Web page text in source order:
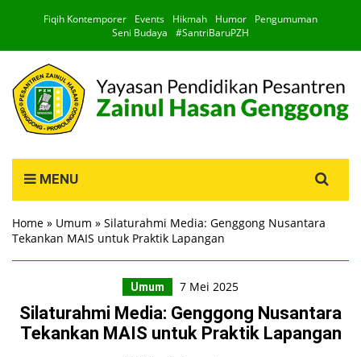
Fiqih Kontemporer Events Hikmah Humor
Pengumuman
Seni Budaya
#SantriBaruPZH
MENU
for:
Home » Umum » Silaturahmi Media: Genggong Nusantara
Tekankan MAIS untuk Praktik Lapangan
Umum 7 Mei 2025
Silaturahmi Media: Genggong Nusantara
Tekankan MAIS untuk Praktik Lapangan